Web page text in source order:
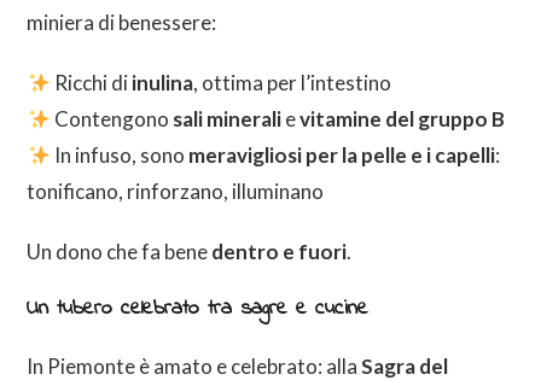
miniera di benessere:
Ricchi diinulina, ottima per l’intestino
Contengono sali mineralievitamine del gruppo B
In infuso, sono meravigliosi per la pelle e i capelli:
tonificano, rinforzano, illuminano
Un dono che fa benedentro e fuori.
Un tubero celebrato tra sagre e cucine
In Piemonte è amato e celebrato: allaSagra del